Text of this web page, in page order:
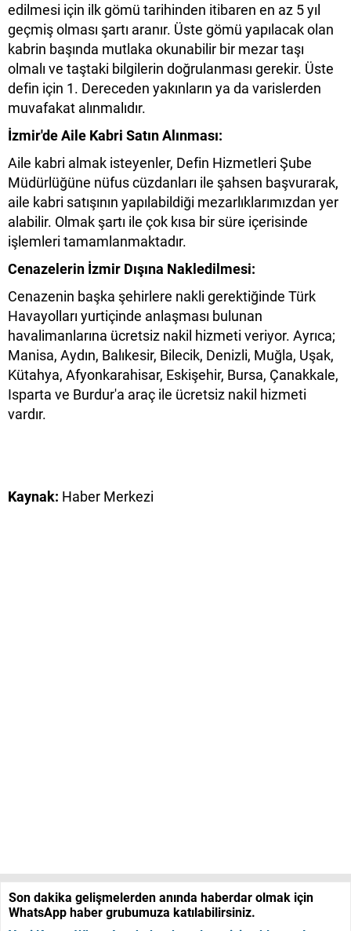
edilmesi için ilk gömü tarihinden itibaren en az 5 yıl
geçmiş olması şartı aranır. Üste gömü yapılacak olan
kabrin başında mutlaka okunabilir bir mezar taşı
olmalı ve taştaki bilgilerin doğrulanması gerekir. Üste
defin için 1. Dereceden yakınların ya da varislerden
muvafakat alınmalıdır.
İzmir'de Aile Kabri Satın Alınması:
Aile kabri almak isteyenler, Defin Hizmetleri Şube
Müdürlüğüne nüfus cüzdanları ile şahsen başvurarak,
aile kabri satışının yapılabildiği mezarlıklarımızdan yer
alabilir. Olmak şartı ile çok kısa bir süre içerisinde
işlemleri tamamlanmaktadır.
Cenazelerin İzmir Dışına Nakledilmesi:
Cenazenin başka şehirlere nakli gerektiğinde Türk
Havayolları yurtiçinde anlaşması bulunan
havalimanlarına ücretsiz nakil hizmeti veriyor. Ayrıca;
Manisa, Aydın, Balıkesir, Bilecik, Denizli, Muğla, Uşak,
Kütahya, Afyonkarahisar, Eskişehir, Bursa, Çanakkale,
Isparta ve Burdur'a araç ile ücretsiz nakil hizmeti
vardır.
Kaynak: Haber Merkezi
Son dakika gelişmelerden anında haberdar olmak için
WhatsApp haber grubumuza katılabilirsiniz.